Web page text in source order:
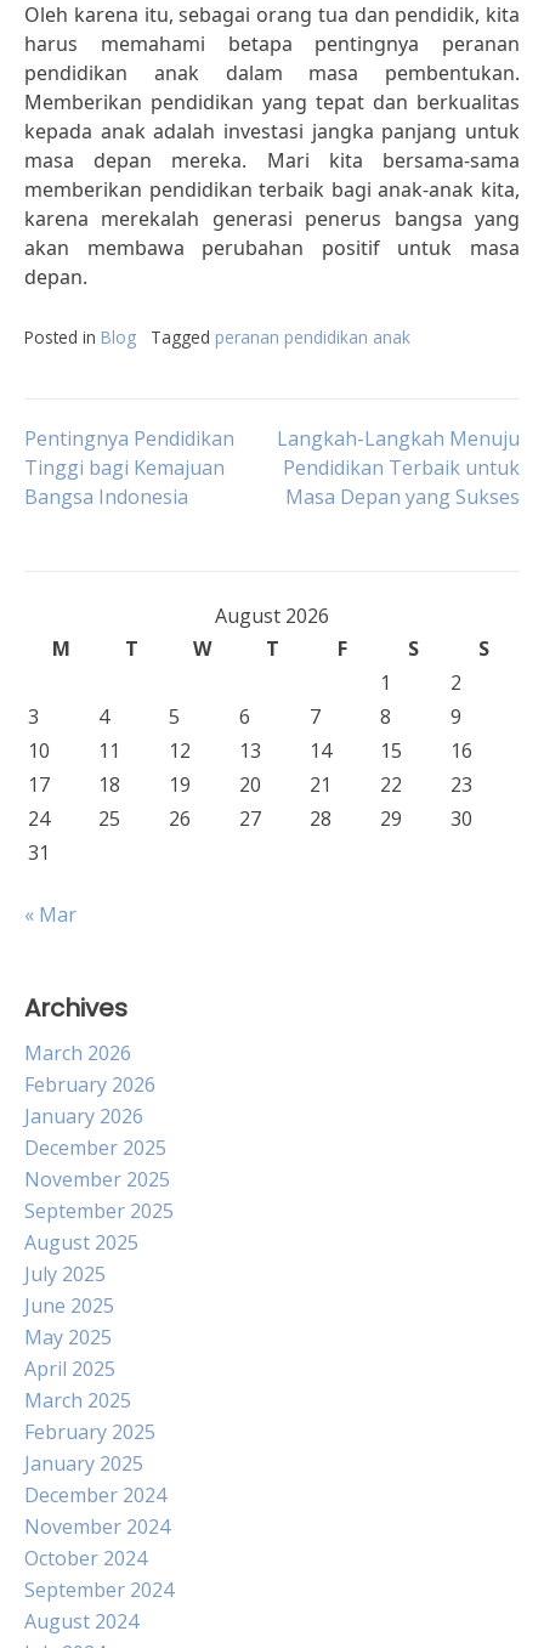
Oleh karena itu, sebagai orang tua dan pendidik, kita
harus memahami betapa pentingnya peranan
pendidikan anak dalam masa pembentukan.
Memberikan pendidikan yang tepat dan berkualitas
kepada anak adalah investasi jangka panjang untuk
masa depan mereka. Mari kita bersama-sama
memberikan pendidikan terbaik bagi anak-anak kita,
karena merekalah generasi penerus bangsa yang
akan membawa perubahan positif untuk masa
depan.
Posted in Blog Tagged peranan pendidikan anak
Post
navigation
Pentingnya Pendidikan
Tinggi bagi Kemajuan
Bangsa Indonesia
Langkah-Langkah Menuju
Pendidikan Terbaik untuk
Masa Depan yang Sukses
August 2026
M
T W T F S
S
1
2
3
4 5 6 7 8
9
10
11 12 13 14 15
16
17
18 19 20 21 22
23
24
25 26 27 28 29
30
31
« Mar
Archives
March 2026
February 2026
January 2026
December 2025
November 2025
September 2025
August 2025
July 2025
June 2025
May 2025
April 2025
March 2025
February 2025
January 2025
December 2024
November 2024
October 2024
September 2024
August 2024